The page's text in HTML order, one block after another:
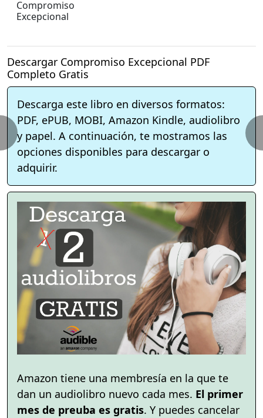
Compromiso
Excepcional
Descargar Compromiso Excepcional PDF
Completo Gratis
Descarga este libro en diversos formatos:
PDF, ePUB, MOBI, Amazon Kindle, audiolibro
y papel. A continuación, te mostramos las
opciones disponibles para descargar o
adquirir.
Amazon tiene una membresía en la que te
dan un audiolibro nuevo cada mes. El primer
mes de preuba es gratis. Y puedes cancelar